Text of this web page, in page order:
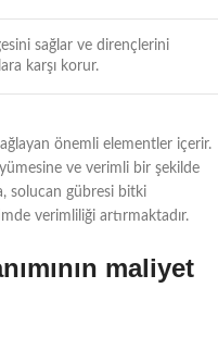
sağlar ve dirençlerini
karşı korur.
önemli elementler içerir.
ve verimli bir şekilde
solucan gübresi bitki
verimliliği artırmaktadır.
maliyet